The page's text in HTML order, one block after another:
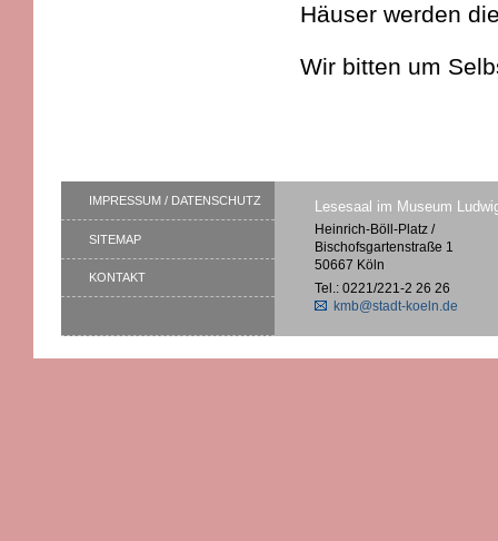
Häuser werden
Wir bitten um
IMPRESSUM / DATENSCHUTZ
SITEMAP
KONTAKT
Lesesaal im Museum
Heinrich-Böll-Platz /
Bischofsgartenstraße 1
50667 Köln
Tel.: 0221/221-2 26 26
kmb@stadt-koeln.de